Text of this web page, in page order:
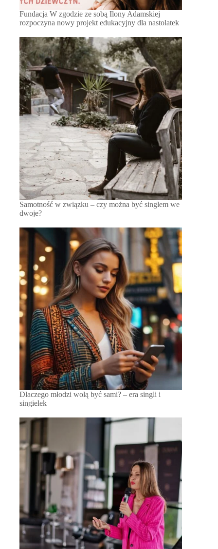
Fundacja W zgodzie ze sobą Ilony Adamskiej
rozpoczyna nowy projekt edukacyjny dla nastolatek
Samotność w związku – czy można być singlem we
dwoje?
Dlaczego młodzi wolą być sami? – era singli i
singielek